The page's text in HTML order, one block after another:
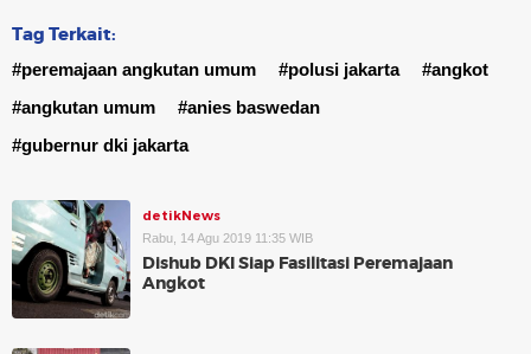
Tag Terkait:
#peremajaan angkutan umum #polusi jakarta
#angkot
#angkutan umum
#anies baswedan
#gubernur dki jakarta
detikNews
Rabu, 14 Agu 2019 11:35 WIB
Dishub DKI Siap Fasilitasi Peremajaan
Angkot